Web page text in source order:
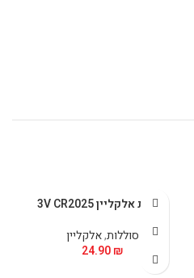
סוללת אלקליין 3V CR2025
סוללות,אלקליין
24.90₪